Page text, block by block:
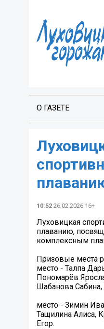
О ГАЗЕТЕ
10:52 26.02.2026 16+
Луховицкая
плаванию,
комплексным
Призовые места
место - Талпа
Пономарёв
Шабанова
место - Зимин
Тащилина Алиса,
Егор.